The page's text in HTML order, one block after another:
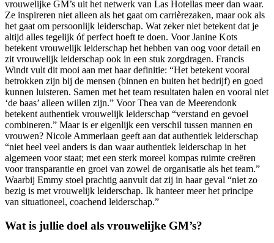
vrouwelijke GM’s uit het netwerk van Las Hotellas meer dan waar.
Ze inspireren niet alleen als het gaat om carrièrezaken, maar ook als
het gaat om persoonlijk leiderschap. Wat zeker niet betekent dat je
altijd alles tegelijk óf perfect hoeft te doen. Voor Janine Kots
betekent vrouwelijk leiderschap het hebben van oog voor detail en
zit vrouwelijk leiderschap ook in een stuk zorgdragen. Francis
Windt vult dit mooi aan met haar definitie: “Het betekent vooral
betrokken zijn bij de mensen (binnen en buiten het bedrijf) en goed
kunnen luisteren. Samen met het team resultaten halen en vooral niet
‘de baas’ alleen willen zijn.” Voor Thea van de Meerendonk
betekent authentiek vrouwelijk leiderschap “verstand en gevoel
combineren.” Maar is er eigenlijk een verschil tussen mannen en
vrouwen? Nicole Ammerlaan geeft aan dat authentiek leiderschap
“niet heel veel anders is dan waar authentiek leiderschap in het
algemeen voor staat; met een sterk moreel kompas ruimte creëren
voor transparantie en groei van zowel de organisatie als het team.”
Waarbij Emmy stoel prachtig aanvult dat zij in haar geval “niet zo
bezig is met vrouwelijk leiderschap. Ik hanteer meer het principe
van situationeel, coachend leiderschap.”
Wat is jullie doel als vrouwelijke GM’s?